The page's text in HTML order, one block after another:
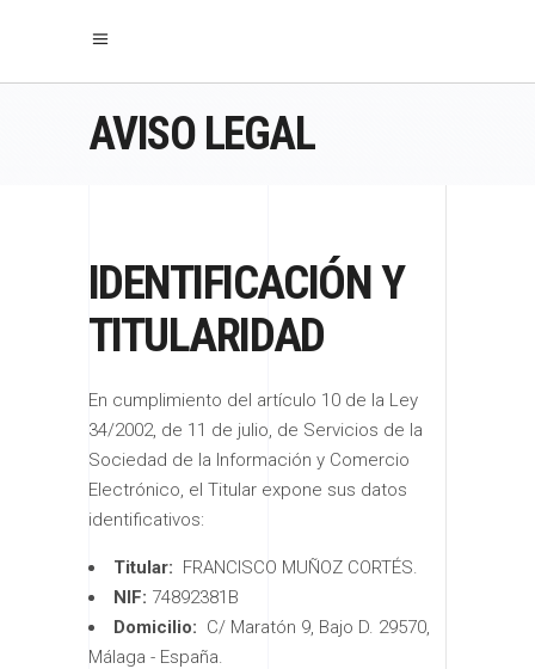
AVISO LEGAL
IDENTIFICACIÓN Y
TITULARIDAD
En cumplimiento del artículo 10 de la Ley
34/2002, de 11 de julio, de Servicios de la
Sociedad de la Información y Comercio
Electrónico, el Titular expone sus datos
identificativos:
Titular: FRANCISCO MUÑOZ CORTÉS.
NIF: 74892381B
Domicilio: C/ Maratón 9, Bajo D. 29570,
Málaga - España.